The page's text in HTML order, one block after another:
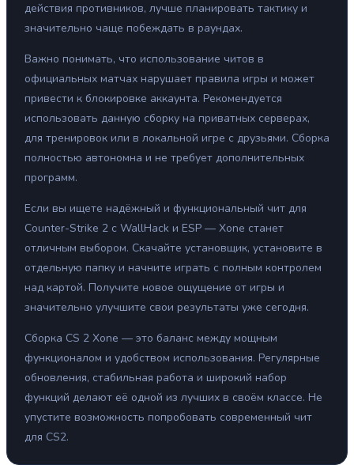
действия противников, лучше планировать тактику и
значительно чаще побеждать в раундах.
Важно понимать, что использование читов в
официальных матчах нарушает правила игры и может
привести к блокировке аккаунта. Рекомендуется
использовать данную сборку на приватных серверах,
для тренировок или в локальной игре с друзьями. Сборка
полностью автономна и не требует дополнительных
программ.
Если вы ищете надёжный и функциональный чит для
Counter-Strike 2 с WallHack и ESP — Xone станет
отличным выбором. Скачайте установщик, установите в
отдельную папку и начните играть с полным контролем
над картой. Получите новое ощущение от игры и
значительно улучшите свои результаты уже сегодня.
Сборка CS 2 Xone — это баланс между мощным
функционалом и удобством использования. Регулярные
обновления, стабильная работа и широкий набор
функций делают её одной из лучших в своём классе. Не
упустите возможность попробовать современный чит
для CS2.